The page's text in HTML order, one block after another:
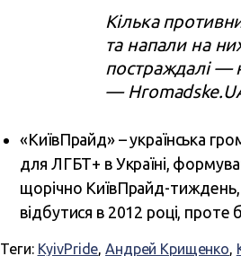
Кілька
та напали на
постраждалі —
—
«КиївПрайд» – українська
для ЛГБТ+ в Україні,
щорічно КиївПрайд-
відбутися в 2012 році, проте
Теги: KyivPride,Андрей Крищенко,